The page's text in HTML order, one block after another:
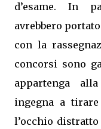
d’esame. In
avrebbero
con la
concorsi sono
appartenga
ingegna a
l’occhio